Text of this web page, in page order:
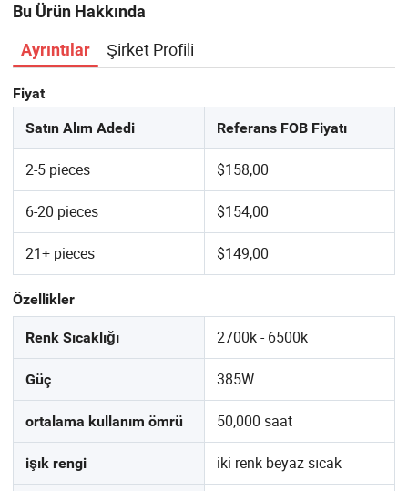
Bu Ürün Hakkında
Ayrıntılar Şirket Profili
Fiyat
Satın Alım Adedi Referans FOB Fiyatı
2-5 pieces $158,00
6-20 pieces $154,00
21+ pieces $149,00
Özellikler
Renk Sıcaklığı 2700k - 6500k
Güç 385W
ortalama kullanım ömrü 50,000 saat
işık rengi iki renk beyaz sıcak